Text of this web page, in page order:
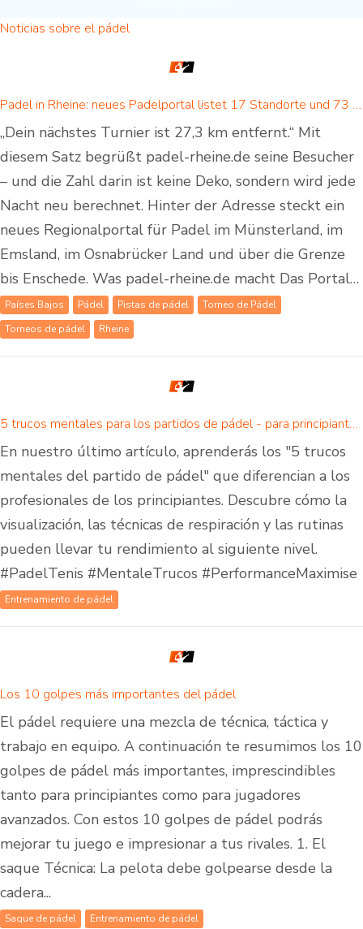
Noticias sobre el pádel
Padel in Rheine: neues Padelportal listet 17 Standorte und 73 Padel-Courts in Rheine und Umgebung
„Dein nächstes Turnier ist 27,3 km entfernt.“ Mit
diesem Satz begrüßt padel-rheine.de seine Besucher
– und die Zahl darin ist keine Deko, sondern wird jede
Nacht neu berechnet. Hinter der Adresse steckt ein
neues Regionalportal für Padel im Münsterland, im
Emsland, im Osnabrücker Land und über die Grenze
bis Enschede. Was padel-rheine.de macht Das Portal…
Países Bajos Pádel Pistas de pádel
Torneo de Pádel
Torneos de pádel
Rheine
5 trucos mentales para los partidos de pádel - para principiantes y avanzados
En nuestro último artículo, aprenderás los "5 trucos
mentales del partido de pádel" que diferencian a los
profesionales de los principiantes. Descubre cómo la
visualización, las técnicas de respiración y las rutinas
pueden llevar tu rendimiento al siguiente nivel.
#PadelTenis #MentaleTrucos #PerformanceMaximise
Entrenamiento de pádel
Los 10 golpes más importantes del pádel
El pádel requiere una mezcla de técnica, táctica y
trabajo en equipo. A continuación te resumimos los 10
golpes de pádel más importantes, imprescindibles
tanto para principiantes como para jugadores
avanzados. Con estos 10 golpes de pádel podrás
mejorar tu juego e impresionar a tus rivales. 1. El
saque Técnica: La pelota debe golpearse desde la
cadera...
Saque de pádel Entrenamiento de pádel